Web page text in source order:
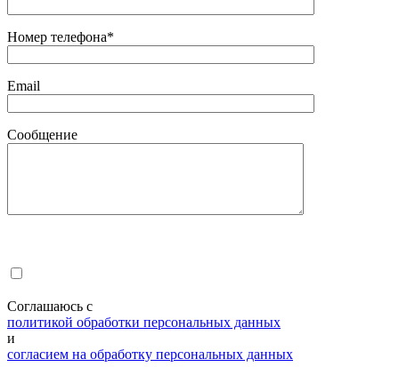
Номер телефона*
Email
Сообщение
Соглашаюсь с
политикой обработки персональных данных
и
согласием на обработку персональных данных